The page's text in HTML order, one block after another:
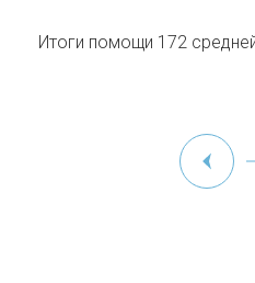
Итоги помощи 172